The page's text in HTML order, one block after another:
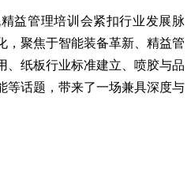
益管理培训会紧扣行业发展脉
，聚焦于智能装备革新、精益管
、纸板行业标准建立、喷胶与品
等话题，带来了一场兼具深度与